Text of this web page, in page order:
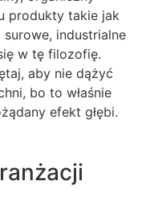
produkty takie jak
industrialne
w tę filozofię.
aby nie dążyć
bo to właśnie
efekt głębi.